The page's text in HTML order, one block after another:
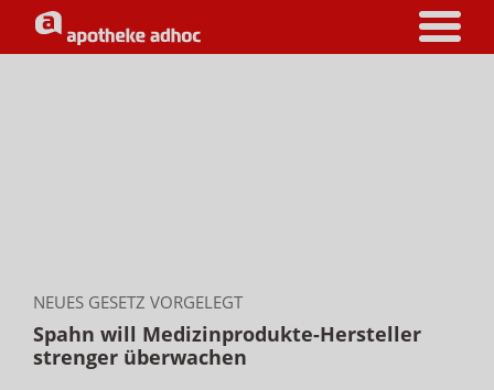
NEUES GESETZ VORGELEGT
Spahn will Medizinprodukte-Hersteller
strenger überwachen